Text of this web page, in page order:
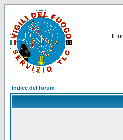
Il
Indice del forum